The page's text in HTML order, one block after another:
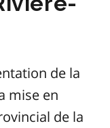
de la
mise en
de la